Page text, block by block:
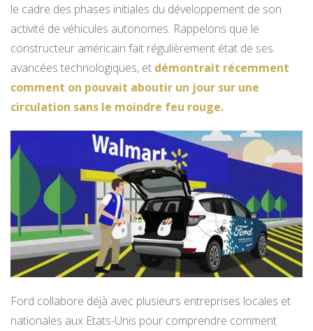
le cadre des phases initiales du développement de son
activité de véhicules autonomes. Rappelons que le
constructeur américain fait régulièrement état de ses
avancées technologiques, et démontrait récemment
comment on pouvait aboutir un jour sur une
circulation sans le moindre feu rouge.
Ford collabore déjà avec plusieurs entreprises locales et
nationales aux Etats-Unis pour comprendre comment